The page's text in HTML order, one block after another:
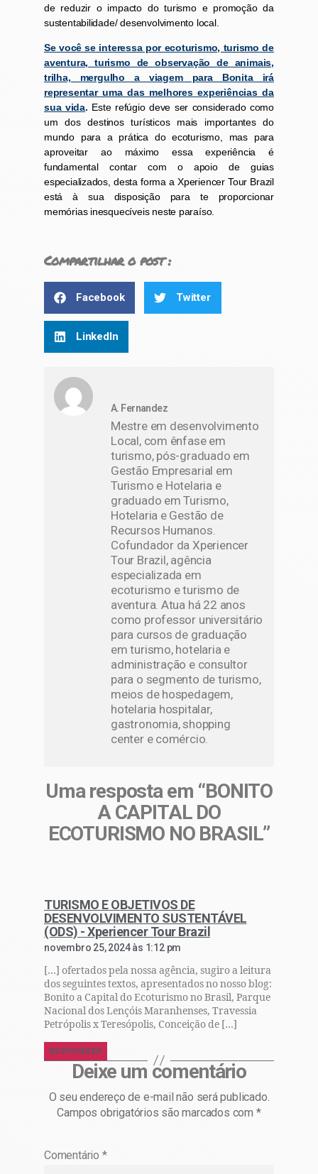
de reduzir o impacto do turismo e promoção da
sustentabilidade/ desenvolvimento local.
Se você se interessa por ecoturismo, turismo de
aventura, turismo de observação de animais,
trilha, mergulho a viagem para Bonita irá
representar uma das melhores experiências da
sua vida. Este refúgio deve ser considerado como
um dos destinos turísticos mais importantes do
mundo para a prática do ecoturismo, mas para
aproveitar ao máximo essa experiência é
fundamental contar com o apoio de guias
especializados, desta forma a Xperiencer Tour Brazil
está à sua disposição para te proporcionar
memórias inesquecíveis neste paraíso.
Compartilhar o post :
Facebook Twitter
LinkedIn
A. Fernandez
Mestre em desenvolvimento
Local, com ênfase em
turismo, pós-graduado em
Gestão Empresarial em
Turismo e Hotelaria e
graduado em Turismo,
Hotelaria e Gestão de
Recursos Humanos.
Cofundador da Xperiencer
Tour Brazil, agência
especializada em
ecoturismo e turismo de
aventura. Atua há 22 anos
como professor universitário
para cursos de graduação
em turismo, hotelaria e
administração e consultor
para o segmento de turismo,
meios de hospedagem,
hotelaria hospitalar,
gastronomia, shopping
center e comércio.
Uma resposta em “BONITO
A CAPITAL DO
ECOTURISMO NO BRASIL”
TURISMO E OBJETIVOS DE
DESENVOLVIMENTO SUSTENTÁVEL
(ODS) - Xperiencer Tour Brazil
novembro 25, 2024 às 1:12 pm
[…] ofertados pela nossa agência, sugiro a leitura
dos seguintes textos, apresentados no nosso blog:
Bonito a Capital do Ecoturismo no Brasil, Parque
Nacional dos Lençóis Maranhenses, Travessia
Petrópolis x Teresópolis, Conceição de […]
RESPONDER
Deixe um comentário
O seu endereço de e-mail não será publicado.
Campos obrigatórios são marcados com *
Comentário *